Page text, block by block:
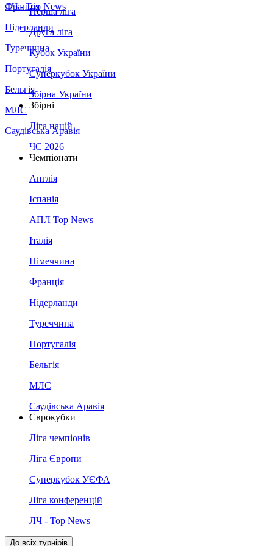
Франція
Нідерланди
Туреччина
Португалія
Бельгія
МЛС
Саудівська Аравія
ЛЧ - Top News
Перша ліга
Друга ліга
Кубок України
Суперкубок України
Збірна України
Збірні
Ліга націй
ЧС 2026
Чемпіонати
Англія
Іспанія
АПЛ Top News
Італія
Німеччина
Франція
Нідерланди
Туреччина
Португалія
Бельгія
МЛС
Саудівська Аравія
Єврокубки
Ліга чемпіонів
Ліга Європи
Суперкубок УЄФА
Ліга конференцій
ЛЧ - Top News
До всіх турнірів